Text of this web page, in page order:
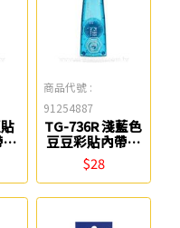
商品代號 :
91254887
TG-736R 淺藍色
豆豆彩貼內帶捲
軸雙面膠帶
6mm PLUS
$28